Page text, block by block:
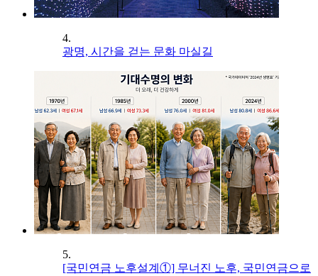
4.
광명, 시간을 걷는 문화 마실길
5.
[국민연금 노후설계①] 무너진 노후, 국민연금으로